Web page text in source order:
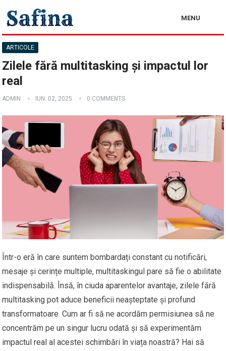
MENU
ARTICOLE
Zilele fără multitasking și impactul lor
real
ADMIN IUN. 02, 2025 0 COMMENTS
Într-o eră în care suntem bombardați constant cu notificări,
mesaje și cerințe multiple, multitaskingul pare să fie o abilitate
indispensabilă. Însă, în ciuda aparentelor avantaje, zilele fără
multitasking pot aduce beneficii neașteptate și profund
transformatoare. Cum ar fi să ne acordăm permisiunea să ne
concentrăm pe un singur lucru odată și să experimentăm
impactul real al acestei schimbări în viața noastră? Hai să